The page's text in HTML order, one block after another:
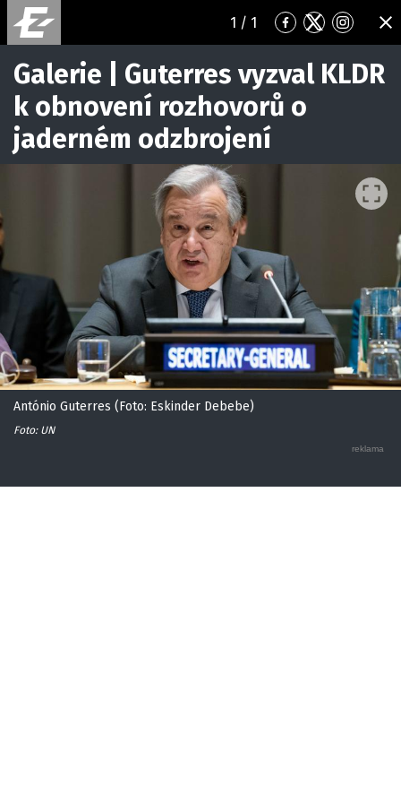
1 / 1
Přejít
na
Facebook
Přejít
na
Twitter
Přejít
na
Galerie | Guterres vyzval KLDR
k obnovení rozhovorů o
jaderném odzbrojení
António Guterres (Foto: Eskinder Debebe)
Foto: UN